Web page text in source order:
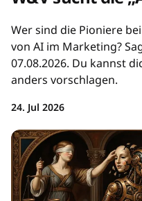
Wer sind die Pioniere
von AI im Marketing?
07.08.2026. Du kannst
anders vorschlagen.
24. Jul 2026